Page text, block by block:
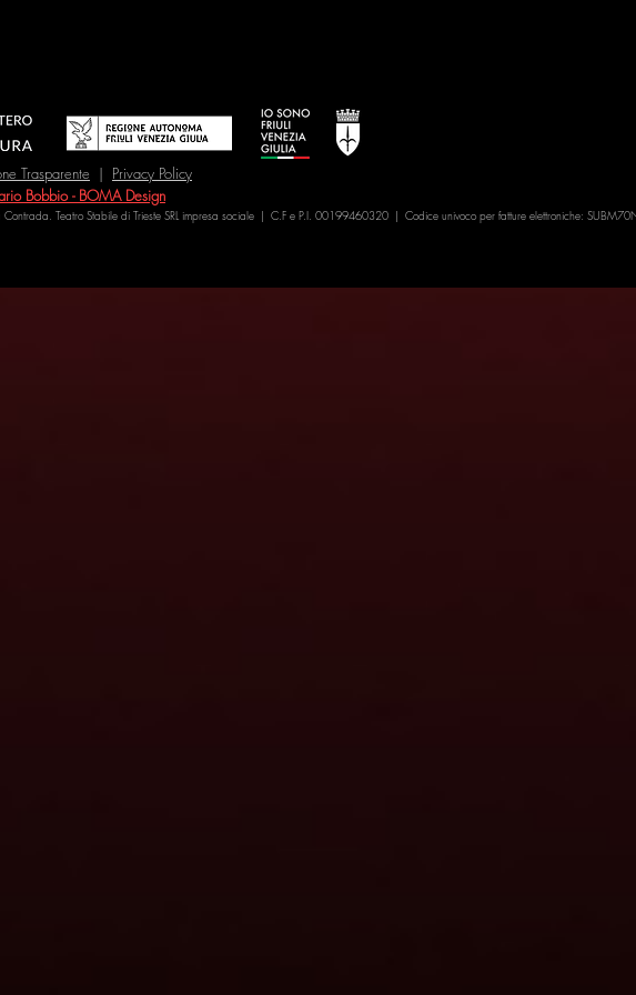
Trasparente | Privacy Policy
Bobbio - BOMA Design
Teatro Stabile di Trieste SRL impresa sociale | C.F e P.I. 00199460320 | Codice univoco per fatture elettroniche: